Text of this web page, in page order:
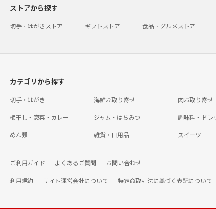
ストアから探す
切手・はがきストア ギフトストア 食品・グルメストア
カテゴリから探す
切手・はがき 海鮮お取り寄せ 肉お取り寄せ
梅干し・惣菜・カレー ジャム・はちみつ 調味料・ドレ
めん類 雑貨・日用品 スイーツ
ご利用ガイド よくあるご質問 お問い合わせ
利用規約 サイト運営会社について 特定商取引法に基づく表記について